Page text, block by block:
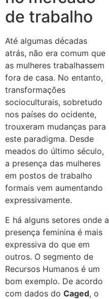
de trabalho
Até algumas décadas
atrás, não era comum que
as mulheres trabalhassem
fora de casa. No entanto,
transformações
socioculturais, sobretudo
nos países do ocidente,
trouxeram mudanças para
este paradigma. Desde
meados do último século,
a presença das mulheres
em postos de trabalho
formais vem aumentando
expressivamente.
E há alguns setores onde a
presença feminina é mais
expressiva do que em
outros. O segmento de
Recursos Humanos é um
bom exemplo. De acordo
com dados do Caged, o